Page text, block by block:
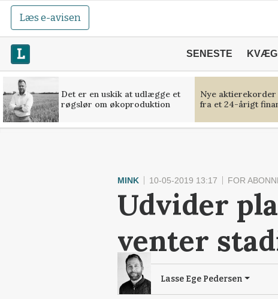
Læs e-avisen
SENESTE KVÆG
Det er en uskik at udlægge et
røgslør om økoproduktion
Nye
fra et 24-årigt
MINK 10-05-2019 13:17 FOR
Udvider
venter
Lasse Ege Pedersen